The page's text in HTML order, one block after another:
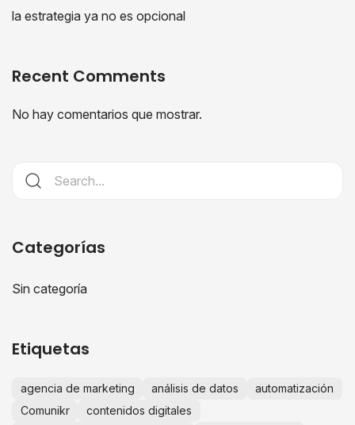
la estrategia ya no es opcional
Recent Comments
No hay comentarios que mostrar.
Categorías
Sin categoría
Etiquetas
agencia de marketing análisis de datos
automatización
Comunikr
contenidos digitales